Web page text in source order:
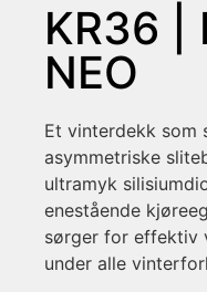
KR36 |
NEO
Et vinterdekk som
asymmetriske
ultramyk
enestående
sørger for effektiv
under alle